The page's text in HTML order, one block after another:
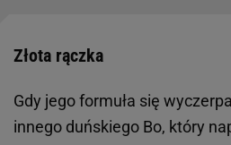
Złota rączka
Gdy jego formuła się
innego duńskiego Bo, który